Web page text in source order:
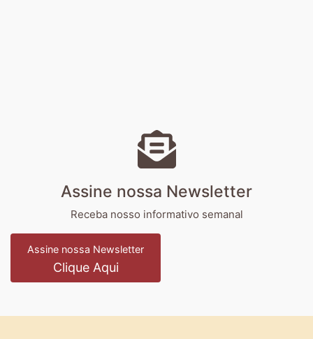
Assine nossa Newsletter
Receba nosso informativo semanal
Assine nossa Newsletter
Clique Aqui